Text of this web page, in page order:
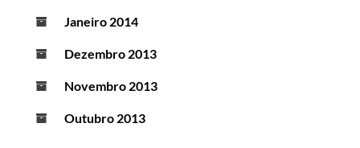
Janeiro 2014
Dezembro 2013
Novembro 2013
Outubro 2013